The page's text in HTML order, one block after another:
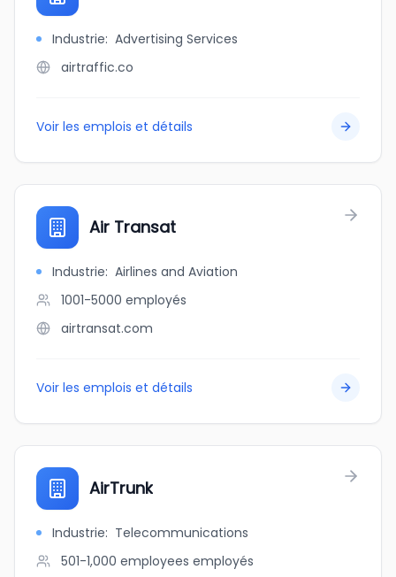
Industrie: Advertising Services
airtraffic.co
Voir les emplois et détails
Air Transat
Industrie: Airlines and Aviation
1001-5000 employés
airtransat.com
Voir les emplois et détails
AirTrunk
Industrie: Telecommunications
501-1,000 employees employés